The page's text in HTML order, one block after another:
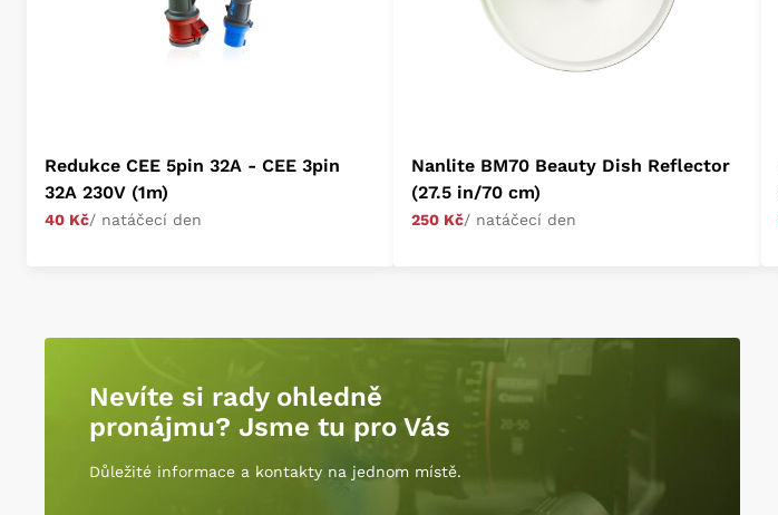
Redukce CEE 5pin 32A - CEE 3pin
32A 230V (1m)
40 Kč/ natáčecí den
Nanlite BM70 Beauty Dish Reflector
(27.5 in/70 cm)
250 Kč/ natáčecí den
Nevíte si rady ohledně
pronájmu? Jsme tu pro Vás
Důležité informace a kontakty na jednom místě.